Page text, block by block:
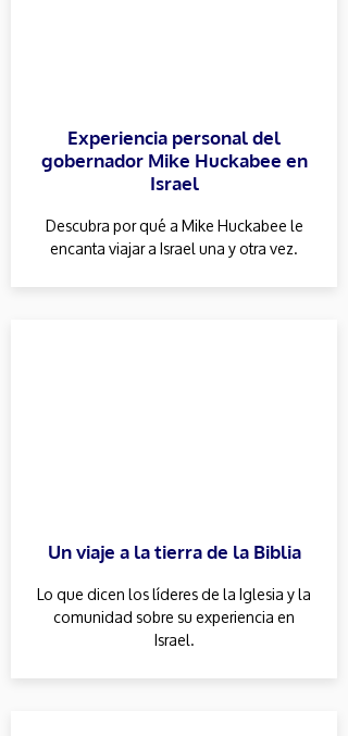
Experiencia personal del
gobernador Mike Huckabee en
Israel
Descubra por qué a Mike Huckabee le
encanta viajar a Israel una y otra vez.
Un viaje a la tierra de la Biblia
Lo que dicen los líderes de la Iglesia y la
comunidad sobre su experiencia en
Israel.